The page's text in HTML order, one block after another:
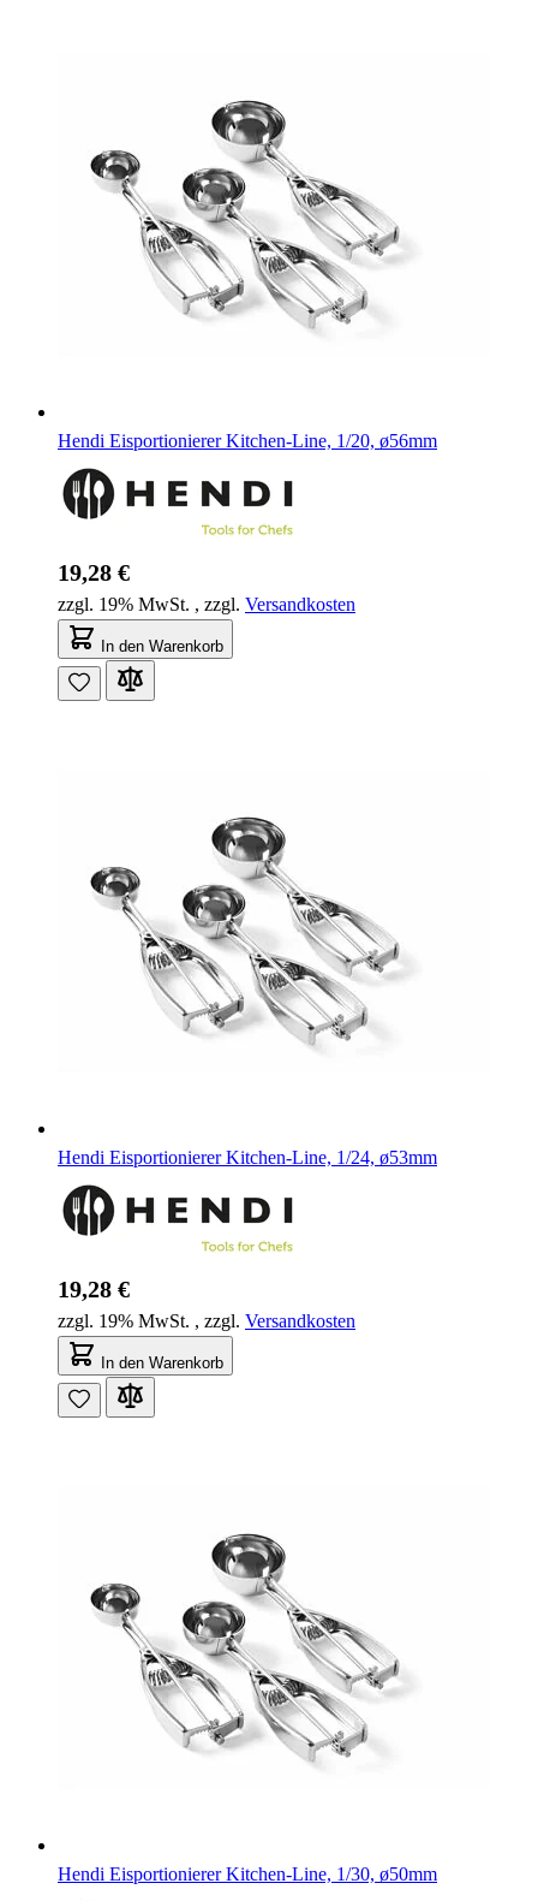
Hendi Eisportionierer Kitchen-Line, 1/20, ø56mm
19,28 €
zzgl. 19% MwSt. , zzgl. Versandkosten
In den Warenkorb
Hendi Eisportionierer Kitchen-Line, 1/24, ø53mm
19,28 €
zzgl. 19% MwSt. , zzgl. Versandkosten
In den Warenkorb
Hendi Eisportionierer Kitchen-Line, 1/30, ø50mm